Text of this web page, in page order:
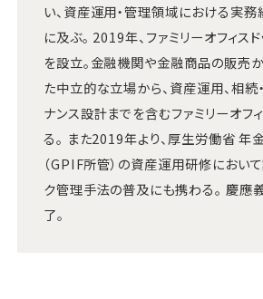
い、資産運用・管理領域における実
に及ぶ。 2019年、ファミリーオフィス
を設立。金融機関や金融商品の販売
た中立的な立場から、資産運用、相続
ナンス設計までを含むファミリーオフ
る。 また2019年より、厚生労働省
（GPIF所管）の資産運用研修におい
ク管理手法の普及にも携わる。 慶應
了。